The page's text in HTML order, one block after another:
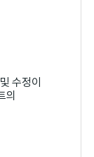
수정이
의